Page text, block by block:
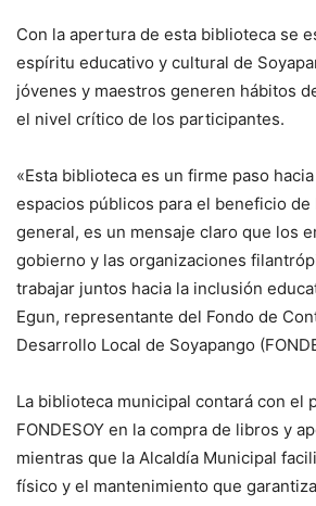
Con la apertura de esta biblioteca se
espíritu educativo y cultural de
jóvenes y maestros generen hábitos
el nivel crítico de los participantes.
«Esta biblioteca es un firme paso
espacios públicos para el beneficio de
general, es un mensaje claro que los
gobierno y las organizaciones
trabajar juntos hacia la inclusión
Egun, representante del Fondo de
Desarrollo Local de Soyapango
La biblioteca municipal contará con el
FONDESOY en la compra de libros y
mientras que la Alcaldía Municipal
físico y el mantenimiento que